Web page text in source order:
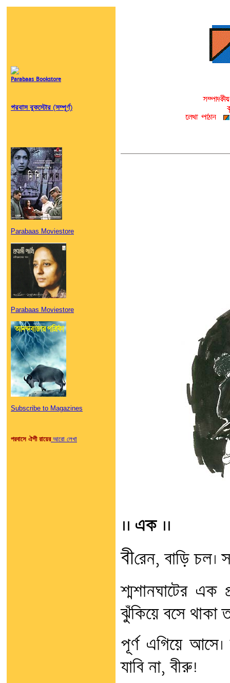
Parabaas Bookstore
পরবাস বুকস্টোর (সম্পূর্ণ)
Parabaas Moviestore
Parabaas Moviestore
Subscribe to Magazines
পরবাসে ঐশী রায়েরআরো লেখা
।। এক ।।
বীরেন, বাড়ি চল।
শ্মশানঘাটের এক
ঝুঁকিয়ে বসে থাকা
পূর্ণ এগিয়ে
যাবি না, বীরু!